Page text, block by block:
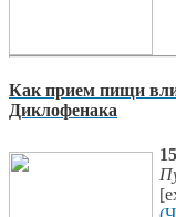
Как прием пищи
Диклофенака